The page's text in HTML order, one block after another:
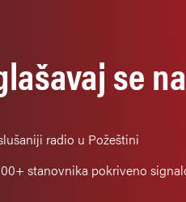
se
radio u Požeštini
stanovnika pokriveno